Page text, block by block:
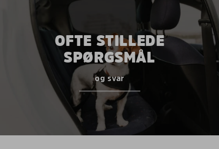
OFTE STILLEDE
SPØRGSMÅL
og svar